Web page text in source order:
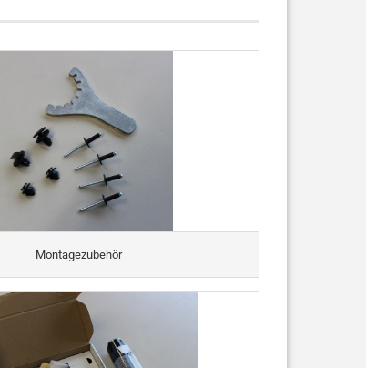
Montagezubehör